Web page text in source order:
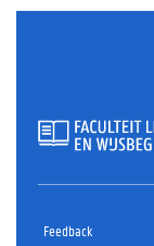
Feedback